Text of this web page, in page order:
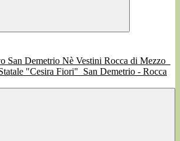
"Cesira Fiori" San Demetrio - Rocca